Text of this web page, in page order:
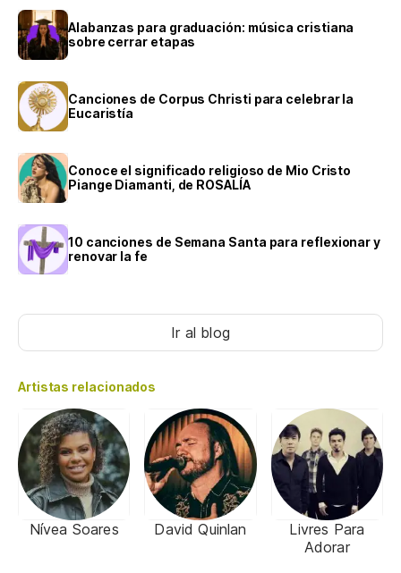
Alabanzas para graduación: música cristiana
sobre cerrar etapas
Canciones de Corpus Christi para celebrar la
Eucaristía
Conoce el significado religioso de Mio Cristo
Piange Diamanti, de ROSALÍA
10 canciones de Semana Santa para reflexionar y
renovar la fe
Ir al blog
Artistas relacionados
Nívea Soares David Quinlan
Livres Para
Adorar